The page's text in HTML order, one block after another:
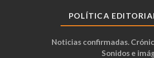
POLÍTICA
Noticias confirmadas.
Sonidos e